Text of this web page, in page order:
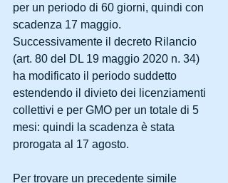
per un periodo di 60 giorni, quindi con
scadenza 17 maggio.
Successivamente il decreto Rilancio
(art. 80 del DL 19 maggio 2020 n. 34)
ha modificato il periodo suddetto
estendendo il divieto dei licenziamenti
collettivi e per GMO per un totale di 5
mesi: quindi la scadenza è stata
prorogata al 17 agosto.
Per trovare un precedente simile